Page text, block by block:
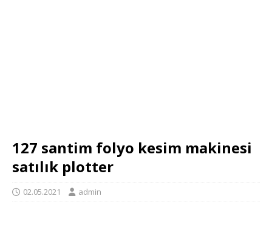
127 santim folyo kesim makinesi
satılık plotter
02.05.2021 admin